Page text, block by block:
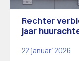
Rechter
jaar
22 januari 2026